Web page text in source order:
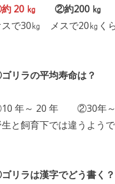
20 ㎏ ②約200 ㎏
スで30㎏ メスで20㎏くら
リラの平均寿命は？
年～ 20 年 ②30年
生と飼育下では違うよう
リラは漢字でどう書く？